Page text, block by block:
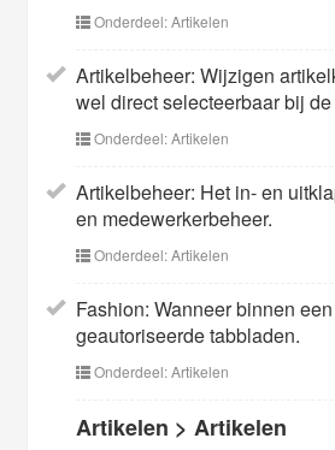
Onderdeel: Artikelen
Artikelbeheer: Wijzigen
wel direct selecteerbaar bij
Onderdeel: Artikelen
Artikelbeheer: Het in- en
en medewerkerbeheer.
Onderdeel: Artikelen
Fashion: Wanneer binnen
geautoriseerde tabbladen.
Onderdeel: Artikelen
Artikelen > Artikelen